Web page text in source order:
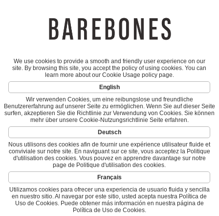
We use cookies to provide a smooth and friendly user experience on our
site. By browsing this site, you accept the policy of using cookies. You can
learn more about our Cookie Usage policy page.
English
Wir verwenden Cookies, um eine reibungslose und freundliche
Benutzererfahrung auf unserer Seite zu ermöglichen. Wenn Sie auf dieser Seite
surfen, akzeptieren Sie die Richtlinie zur Verwendung von Cookies. Sie können
mehr über unsere Cookie-Nutzungsrichtlinie Seite erfahren.
Deutsch
Nous utilisons des cookies afin de fournir une expérience utilisateur fluide et
conviviale sur notre site. En naviguant sur ce site, vous acceptez la Politique
d'utilisation des cookies. Vous pouvez en apprendre davantage sur notre
page de Politique d'utilisation des cookies.
Français
Utilizamos cookies para ofrecer una experiencia de usuario fluida y sencilla
en nuestro sitio. Al navegar por este sitio, usted acepta nuestra Política de
Uso de Cookies. Puede obtener más información en nuestra página de
Política de Uso de Cookies.